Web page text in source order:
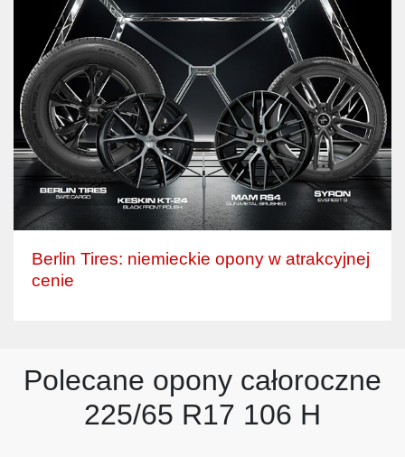
Berlin Tires: niemieckie opony w atrakcyjnej
cenie
Polecane opony całoroczne
225/65 R17 106 H